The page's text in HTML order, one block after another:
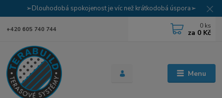
➢Dlouhodobá spokojenost je víc než krátkodobá úspora➢
Menu
+420 605 740 744 0 ks
za 0 Kč